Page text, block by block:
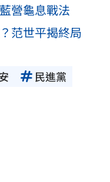
營龜息戰法
范世平揭終局
民進黨